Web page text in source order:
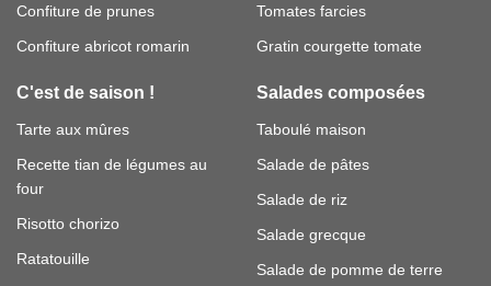
Confiture de prunes
Confiture abricot romarin
Tomates farcies
Gratin courgette tomate
C'est de saison !
Tarte aux mûres
Recette tian de légumes au
four
Risotto chorizo
Ratatouille
Salades composées
Taboulé maison
Salade de pâtes
Salade de riz
Salade grecque
Salade de pomme de terre